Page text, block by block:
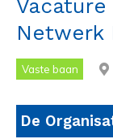
Netwerk
Vaste baan
De